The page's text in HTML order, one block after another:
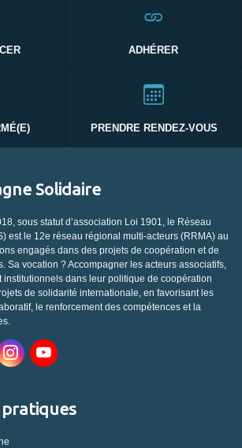
ADHÉRER
PRENDRE RENDEZ-VOUS
Solidaire
sous statut d’association Loi 1901, le Réseau
est le 12e réseau régional multi-acteurs (RRMA) au
engagés dans des projets de coopération et de
Sa vocation ? Accompagner les acteurs associatifs,
institutionnels dans leur politique de coopération
de solidarité internationale, en favorisant les
le renforcement des compétences et la